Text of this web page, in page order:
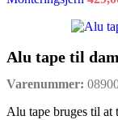
Alu tape til
Varenummer:
Alu tape bruges til at